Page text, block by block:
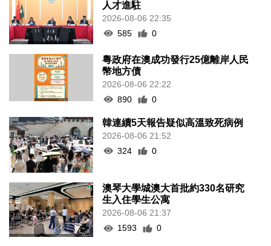
人才進駐
2026-08-06 22:35
585
0
粵政府在澳成功發行25億離岸人民
幣地方債
2026-08-06 22:22
890
0
韓連續5天報告疑似高溫致死病例
2026-08-06 21:52
324
0
澳琴大學城澳大首批約330名研究
生入住學生公寓
2026-08-06 21:37
1593
0